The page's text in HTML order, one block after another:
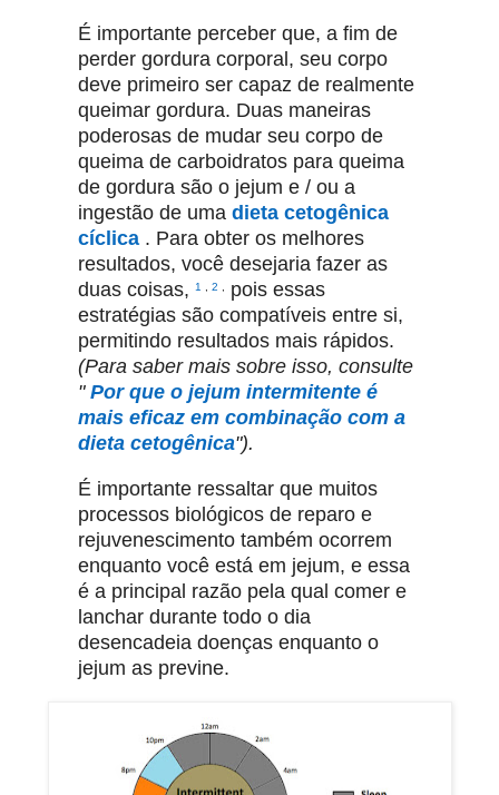
É importante perceber que, a fim de
perder gordura corporal, seu corpo
deve primeiro ser capaz de realmente
queimar gordura. Duas maneiras
poderosas de mudar seu corpo de
queima de carboidratos para queima
de gordura são o jejum e / ou a
ingestão de uma dieta cetogênica
cíclica . Para obter os melhores
resultados, você desejaria fazer as
duas coisas,
1 2
pois essas
estratégias são compatíveis entre si,
permitindo resultados mais rápidos.
(Para saber mais sobre isso, consulte
" Por que o jejum intermitente é
mais eficaz em combinação com a
dieta cetogênica").
É importante ressaltar que muitos
processos biológicos de reparo e
rejuvenescimento também ocorrem
enquanto você está em jejum, e essa
é a principal razão pela qual comer e
lanchar durante todo o dia
desencadeia doenças enquanto o
jejum as previne.